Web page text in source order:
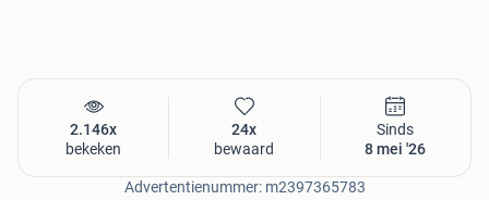
2.146x
bekeken
24x
bewaard
Sinds
8 mei '26
Advertentienummer: m2397365783